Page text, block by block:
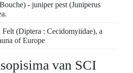
- juniper pest (Juniperus
(Diptera : Cecidomyiidae), a
of Europe
van SCI